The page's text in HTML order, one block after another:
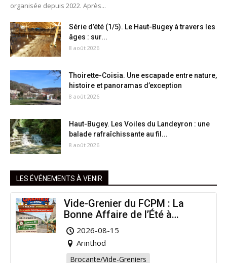
organisée depuis 2022. Après...
Série d’été (1/5). Le Haut-Bugey à travers les
âges : sur...
8 août 2026
Thoirette-Coisia. Une escapade entre nature,
histoire et panoramas d’exception
8 août 2026
Haut-Bugey. Les Voiles du Landeyron : une
balade rafraîchissante au fil...
8 août 2026
LES ÉVÉNEMENTS À VENIR
Vide-Grenier du FCPM : La
Bonne Affaire de l’Été à
Arinthod !
2026-08-15
Arinthod
Brocante/Vide-Greniers